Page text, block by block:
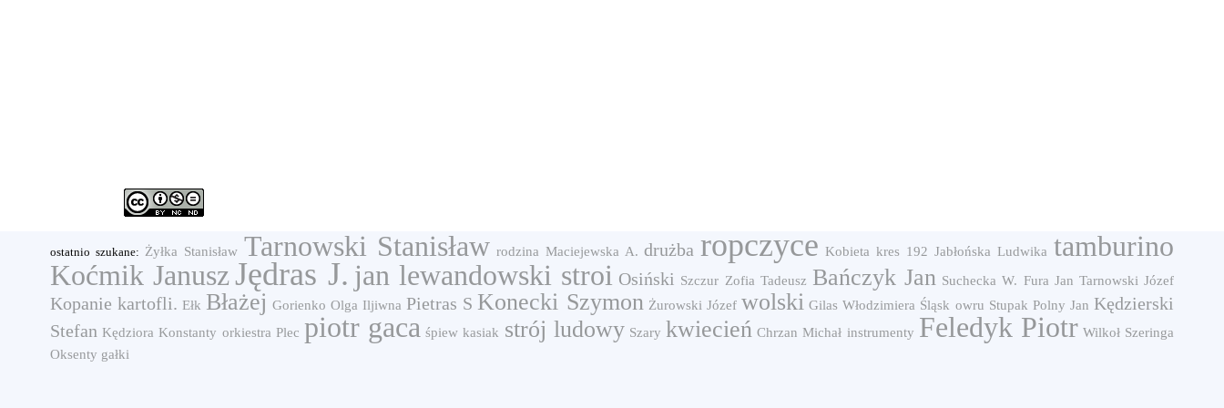
ostatnio szukane: Żyłka Stanisław Tarnowski Stanisław rodzina Maciejewska A. drużba ropczyce Kobieta kres 192 Jabłońska Ludwika tamburino
Koćmik JanuszJędras J. jan lewandowski stroi Osiński Szczur Zofia Tadeusz Bańczyk Jan Suchecka W. Fura Jan Tarnowski Józef
Kopanie kartofli. Ełk Błażej Gorienko Olga Iljiwna Pietras S Konecki Szymon Żurowski Józef wolski Gilas Włodzimiera Śląsk owru Stupak Polny Jan Kędzierski
Stefan Kędziora Konstanty orkiestra Plec piotr gaca śpiew kasiak strój ludowy Szary kwiecień Chrzan Michał instrumenty Feledyk Piotr Wilkoł Szeringa
Oksenty gałki